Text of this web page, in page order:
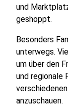
und
geshoppt.
Besonders
unterwegs.
um über den
und regionale
anzuschauen.